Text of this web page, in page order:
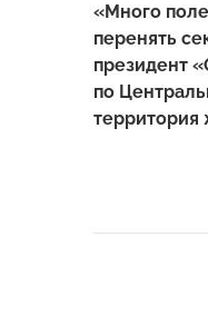
«Много
перенять
президент
по
территория